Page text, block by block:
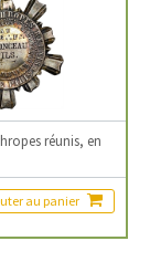
réunis, en
au panier